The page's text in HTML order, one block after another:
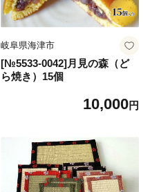
岐阜県海津市
[№5533-0042]月見の森（ど
ら焼き）15個
10,000円